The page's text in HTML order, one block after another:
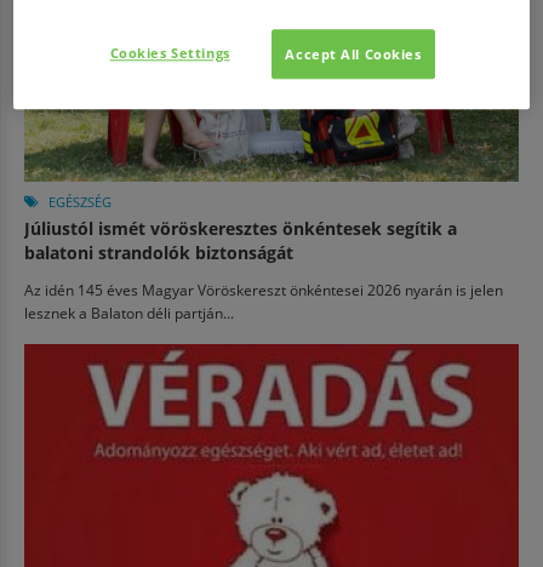
EGÉSZSÉG
Júliustól ismét vöröskeresztes önkéntesek segítik a
balatoni strandolók biztonságát
Az idén 145 éves Magyar Vöröskereszt önkéntesei 2026 nyarán is jelen
lesznek a Balaton déli partján...
Accept All Cookies
Cookies Settings